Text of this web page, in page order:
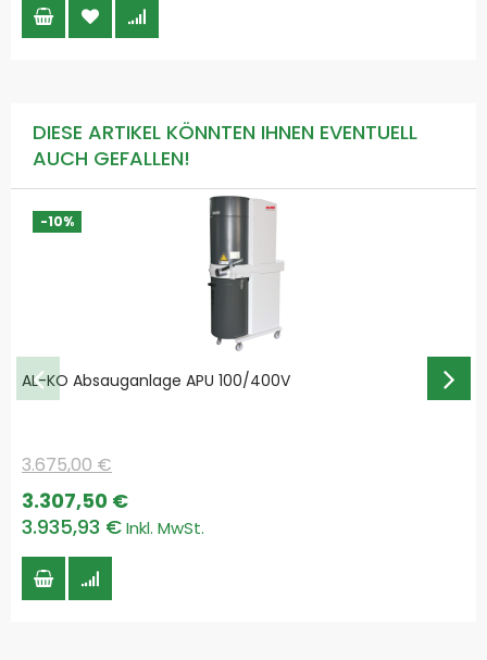
DIESE ARTIKEL KÖNNTEN IHNEN EVENTUELL
AUCH GEFALLEN!
-10%
AL-KO Absauganlage APU 100/400V
Special
Price
3.935,93 €
3.307,50 €
3.675,00 €